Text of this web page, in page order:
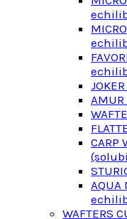
CARP
AQUA
WAFTERS